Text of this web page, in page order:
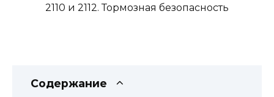
Содержание